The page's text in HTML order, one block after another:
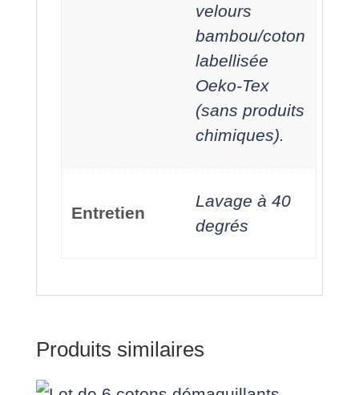
velours
bambou/coton
labellisée
Oeko-Tex
(sans produits
chimiques).
Entretien
Lavage à 40
degrés
Produits similaires